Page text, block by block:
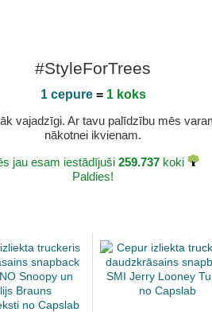
#StyleForTrees
1 cepure= 1 koks
vajadzīgi. Ar tavu palīdzību mēs
nākotnei ikvienam.
jau esam iestādījuši 259.737 koki
Paldies!